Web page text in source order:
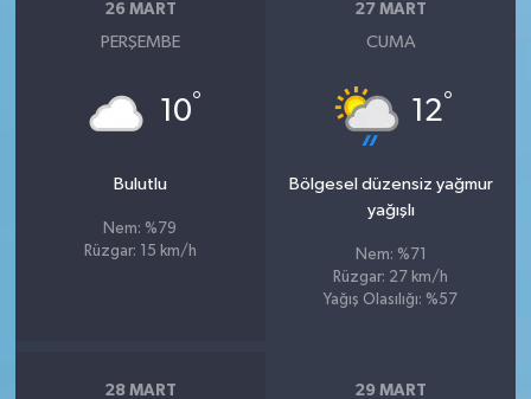
26 MART
PERŞEMBE
10°
Bulutlu
Nem: %79
Rüzgar: 15 km/h
27 MART
CUMA
12°
Bölgesel düzensiz yağmur
yağışlı
Nem: %71
Rüzgar: 27 km/h
Yağış Olasılığı: %57
28 MART 29 MART